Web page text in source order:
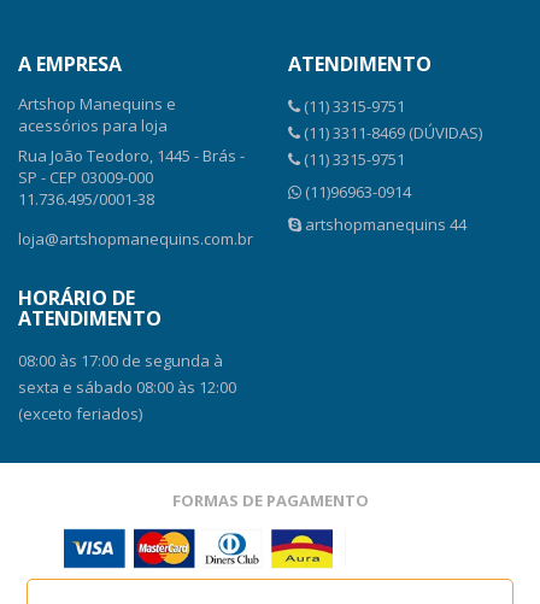
A EMPRESA
Artshop Manequins e
acessórios para loja
Rua João Teodoro, 1445 - Brás -
SP - CEP 03009-000
11.736.495/0001-38
loja@artshopmanequins.com.br
HORÁRIO DE
ATENDIMENTO
08:00 às 17:00 de segunda à
sexta e sábado 08:00 às 12:00
(exceto feriados)
ATENDIMENTO
(11) 3315-9751
(11) 3311-8469 (DÚVIDAS)
(11) 3315-9751
(11)96963-0914
artshopmanequins 44
FORMAS DE PAGAMENTO
SITE SEGURO